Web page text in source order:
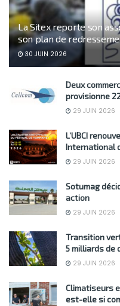
La Sitex reporte son
son plan de
30 JUIN 2026
Deux
provisionne
29 JUIN 2026
L’UBCI
International
29 JUIN 2026
Sotumag
action
29 JUIN 2026
Transition
5 milliards de
29 JUIN 2026
Climatiseurs
est-elle si